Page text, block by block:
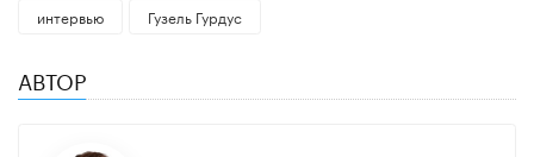
интервью
Гузель Гурдус
АВТОР